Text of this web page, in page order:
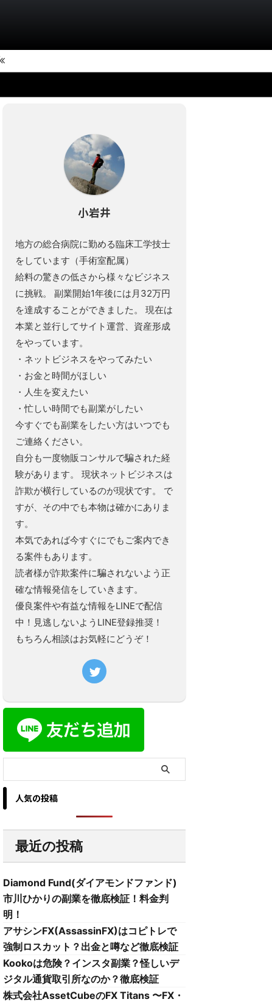
小岩井
地方の総合病院に勤める臨床工学技士
をしています（手術室配属）
給料の驚きの低さから様々なビジネス
に挑戦。 副業開始1年後には月32万円
を達成することができました。 現在は
本業と並行してサイト運営、資産形成
をやっています。
・ネットビジネスをやってみたい
・お金と時間がほしい
・人生を変えたい
・忙しい時間でも副業がしたい
今すぐでも副業をしたい方はいつでも
ご連絡ください。
自分も一度物販コンサルで騙された経
験があります。 現状ネットビジネスは
詐欺が横行しているのが現状です。 で
すが、その中でも本物は確かにありま
す。
本気であれば今すぐにでもご案内でき
る案件もあります。
読者様が詐欺案件に騙されないよう正
確な情報発信をしていきます。
優良案件や有益な情報をLINEで配信
中！見逃しないようLINE登録推奨！
もちろん相談はお気軽にどうぞ！
人気の投稿
最近の投稿
Diamond Fund(ダイアモンドファンド)
市川ひかりの副業を徹底検証！料金判
明！
アサシンFX(AssassinFX)はコピトレで
強制ロスカット？出金と噂など徹底検証
Kookoは危険？インスタ副業？怪しいデ
ジタル通貨取引所なのか？徹底検証
株式会社AssetCubeのFX Titans 〜FX・